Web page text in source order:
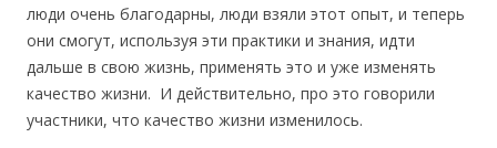
люди очень благодарны, люди взяли этот опыт, и теперь
они смогут, используя эти практики и знания, идти
дальше в свою жизнь, применять это и уже изменять
качество жизни. И действительно, про это говорили
участники, что качество жизни изменилось.